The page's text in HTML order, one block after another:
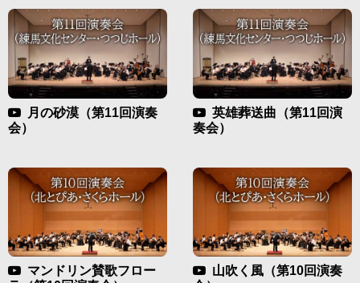
月の砂漠（第11回演奏
会）
英雄葬送曲（第11回演
奏会）
マンドリン賛歌フロー
⼭吹く⾵（第10回演奏